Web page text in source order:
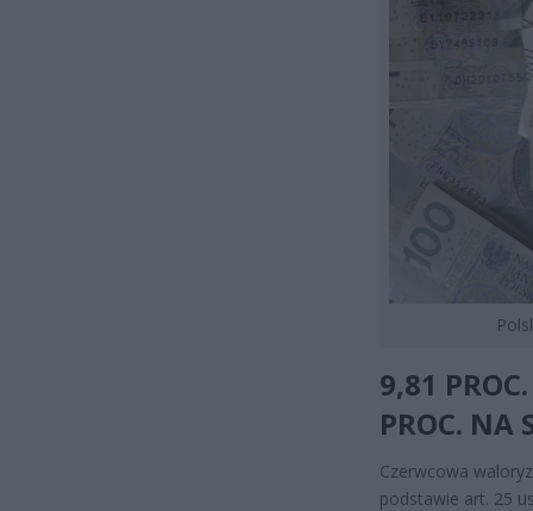
9,81
PROC. NA
Czerwcowa
podstawie art. 25